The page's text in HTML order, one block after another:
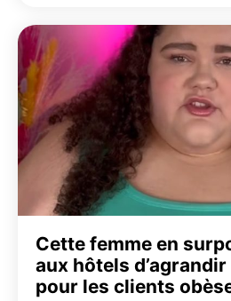
Cette femme en
aux hôtels
pour les clients